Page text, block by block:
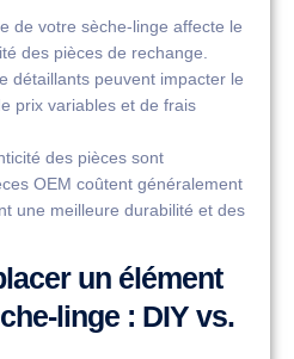
de votre sèche-linge affecte le
des pièces de rechange.
détaillants peuvent impacter le
prix variables et de frais
des pièces sont
OEM coûtent généralement
une meilleure durabilité et des
un élément
linge : DIY vs.